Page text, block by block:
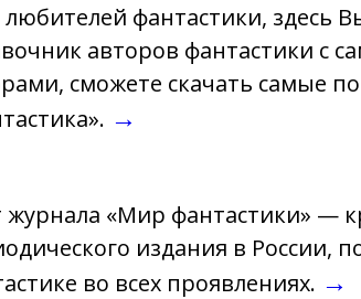
любителей фантастики, здесь
авторов фантастики с
сможете скачать самые
→
журнала «Мир фантастики» —
издания в России,
во всех проявлениях. →